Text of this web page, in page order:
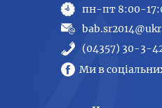
пн-пт 8:00-
(04357) 30-3-
Ми в